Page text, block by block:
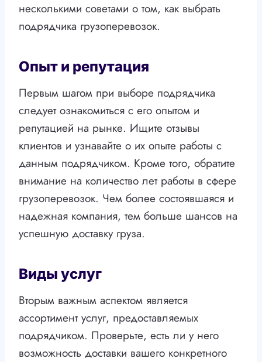
несколькими советами о том, как выбрать
подрядчика грузоперевозок.
Опыт и репутация
Первым шагом при выборе подрядчика
следует ознакомиться с его опытом и
репутацией на рынке. Ищите отзывы
клиентов и узнавайте о их опыте работы с
данным подрядчиком. Кроме того, обратите
внимание на количество лет работы в сфере
грузоперевозок. Чем более состоявшаяся и
надежная компания, тем больше шансов на
успешную доставку груза.
Виды услуг
Вторым важным аспектом является
ассортимент услуг, предоставляемых
подрядчиком. Проверьте, есть ли у него
возможность доставки вашего конкретного